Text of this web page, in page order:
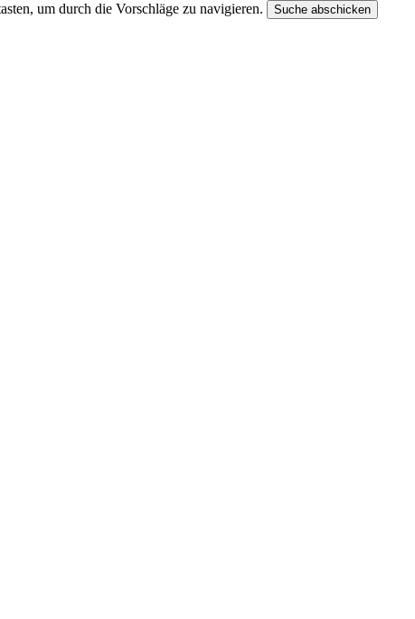
um durch die Vorschläge zu navigieren. Suche abschicken